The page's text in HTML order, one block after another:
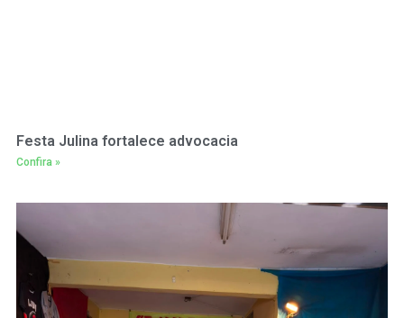
Festa Julina fortalece advocacia
Confira »